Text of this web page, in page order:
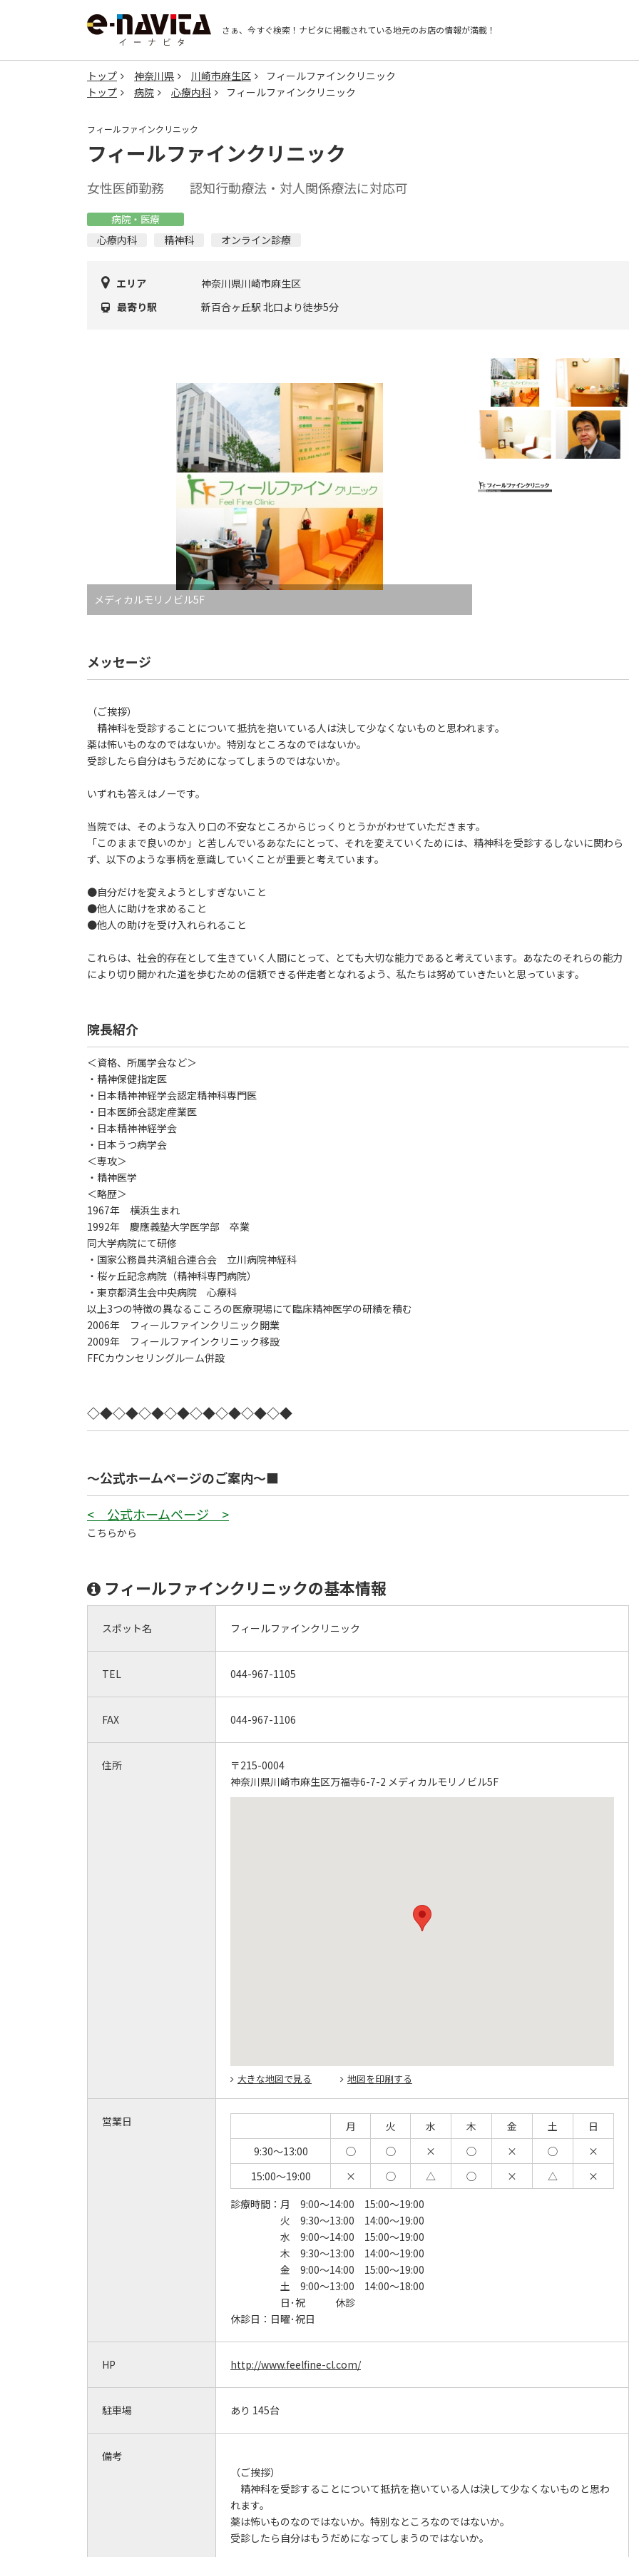
さぁ、今すぐ検索！ ナビタに掲載されている地元のお店の情報が満載！
トップ 神奈川県 川崎市麻生区
フィールファインクリニック
トップ
病院 心療内科 フィールファインクリニック
フィールファインクリニック
フィールファインクリニック
女性医師勤務 認知行動療法・対人関係療法に対応可
病院・医療
心療内科
精神科 オンライン診療
エリア
神奈川県川崎市麻生区
最寄り駅
新百合ヶ丘駅 北口より徒歩5分
メディカルモリノビル5F
メッセージ
（ご挨拶）
精神科を受診することについて抵抗を抱いている人は決して少なくないものと思われます。
薬は怖いものなのではないか。特別なところなのではないか。
受診したら自分はもうだめになってしまうのではないか。
いずれも答えはノーです。
当院では、そのような入り口の不安なところからじっくりとうかがわせていただきます。
「このままで良いのか」と苦しんでいるあなたにとって、それを変えていくためには、精神科を受診するしないに関わら
ず、以下のような事柄を意識していくことが重要と考えています。
●自分だけを変えようとしすぎないこと
●他人に助けを求めること
●他人の助けを受け入れられること
これらは、社会的存在として生きていく人間にとって、とても大切な能力であると考えています。あなたのそれらの能力
により切り開かれた道を歩むための信頼できる伴走者となれるよう、私たちは努めていきたいと思っています。
院長紹介
＜資格、所属学会など＞
・精神保健指定医
・日本精神神経学会認定精神科専門医
・日本医師会認定産業医
・日本精神神経学会
・日本うつ病学会
＜専攻＞
・精神医学
＜略歴＞
1967年 横浜生まれ
1992年 慶應義塾大学医学部 卒業
同大学病院にて研修
・国家公務員共済組合連合会 立川病院神経科
・桜ヶ丘記念病院（精神科専門病院）
・東京都済生会中央病院 心療科
以上3つの特徴の異なるこころの医療現場にて臨床精神医学の研績を積む
2006年 フィールファインクリニック開業
2009年 フィールファインクリニック移設
FFCカウンセリングルーム併設
◇◆◇◆◇◆◇◆◇◆◇◆◇◆◇◆
～公式ホームページのご案内～■
< 公式ホームページ >
こちらから
フィールファインクリニックの基本情報
スポット名 フィールファインクリニック
TEL 044-967-1105
FAX 044-967-1106
住所
〒215-0004
神奈川県川崎市麻生区万福寺6-7-2 メディカルモリノビル5F
大きな地図で見る 地図を印刷する
営業日 月 火 水 木 金 土
日
9:30～13:00
◯ ◯ × ◯ × ◯
×
15:00～19:00
× ◯ △ ◯ × △
×
診療時間： 月 9:00～14:00 15:00～19:00
火 9:30～13:00 14:00～19:00
水 9:00～14:00 15:00～19:00
木 9:30～13:00 14:00～19:00
金 9:00～14:00 15:00～19:00
土 9:00～13:00 14:00～18:00
日･祝 休診
休診日： 日曜･祝日
HP http://www.feelfine-cl.com/
駐車場 あり 145台
備考
（ご挨拶）
精神科を受診することについて抵抗を抱いている人は決して少なくないものと思わ
れます。
薬は怖いものなのではないか。特別なところなのではないか。
受診したら自分はもうだめになってしまうのではないか。